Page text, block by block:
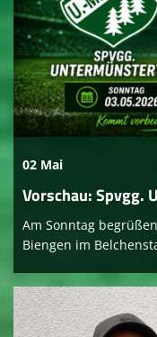
02 Mai
Vorschau: Spvgg.
Am Sonntag
Biengen im